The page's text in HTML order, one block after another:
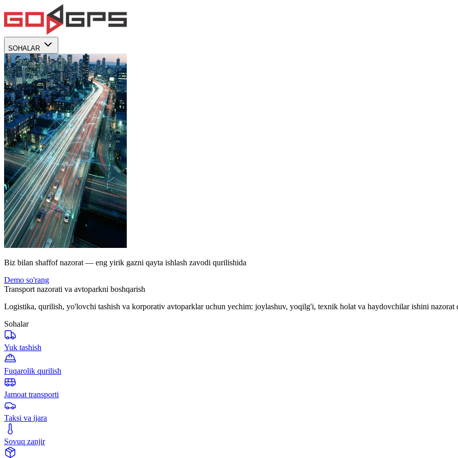
SOHALAR
Biz bilan shaffof nazorat — eng yirik gazni qayta ishlash zavodi qurilishida
Demo so'rang
Transport nazorati va avtoparkni boshqarish
Logistika, qurilish, yo'lovchi tashish va korporativ avtoparklar uchun yechim: joylashuv, yoqilg'i, texnik holat va haydovchilar ishini nazorat
Sohalar
Yuk tashish
Fuqarolik qurilish
Jamoat transporti
Taksi va ijara
Sovuq zanjir